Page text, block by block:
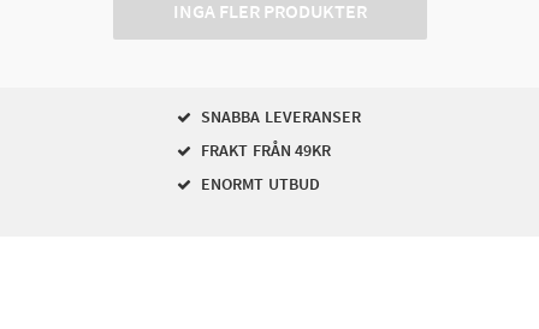
INGA FLER PRODUKTER
SNABBA LEVERANSER
FRAKT FRÅN 49KR
ENORMT UTBUD